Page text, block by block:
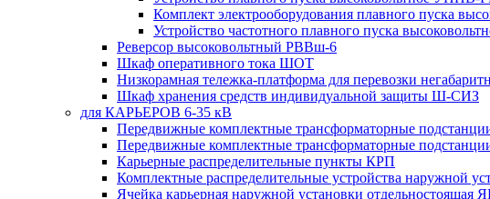
Комплект электрооборудования плавного пуска
Устройство частотного плавного пуска
Реверсор высоковольтный РВВш-6
Шкаф оперативного тока ШОТ
Низкорамная тележка-платформа для перевозки
Шкаф хранения средств индивидуальной защиты Ш-СИЗ
для КАРЬЕРОВ 6-35 кВ
Передвижные комплектные трансформаторные
Передвижные комплектные трансформаторные
Карьерные распределительные пункты КРП
Комплектные распределительные устройства наружной
Ячейка карьерная наружной установки